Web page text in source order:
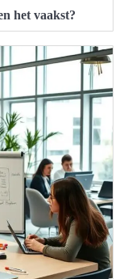
het vaakst?